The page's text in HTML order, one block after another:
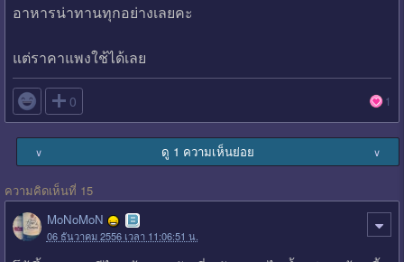
อาหารน่าทานทุกอย่างเลยคะ
แต่ราคาแพงใช้ได้เลย
 0 1
∨ ดู 1 ความเห็นย่อย ∨
ความคิดเห็นที่ 15
MoNoMoN
06 ธันวาคม 2556 เวลา 11:06:51 น.